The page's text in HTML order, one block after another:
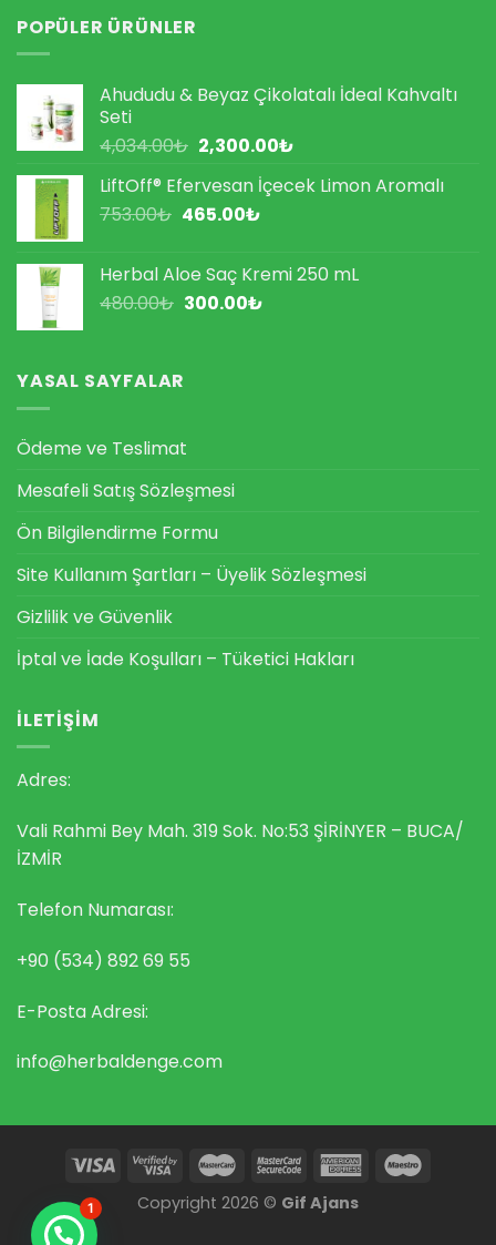
POPÜLER ÜRÜNLER
Ahududu & Beyaz Çikolatalı İdeal Kahvaltı
Seti
4,034.00₺ Orijinal
4,034.00₺.
2,300.00₺Şu
fiyat:
LiftOff® Efervesan İçecek Limon Aromalı
753.00₺ Orijinal
465.00₺Şu
465.00₺.
Herbal Aloe Saç Kremi 250 mL
480.00₺ Orijinal
300.00₺Şu
YASAL SAYFALAR
Ödeme ve Teslimat
Mesafeli Satış Sözleşmesi
Ön Bilgilendirme Formu
Site Kullanım Şartları – Üyelik Sözleşmesi
Gizlilik ve Güvenlik
İptal ve İade Koşulları – Tüketici Hakları
İLETIŞIM
Adres:
Vali Rahmi Bey Mah. 319 Sok. No:53 ŞİRİNYER – BUCA/
İZMİR
Telefon Numarası:
+90 (534) 892 69 55
E-Posta Adresi:
info@herbaldenge.com
Copyright 2026 © Gif Ajans
1